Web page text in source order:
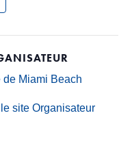
de Miami Beach
site Organisateur